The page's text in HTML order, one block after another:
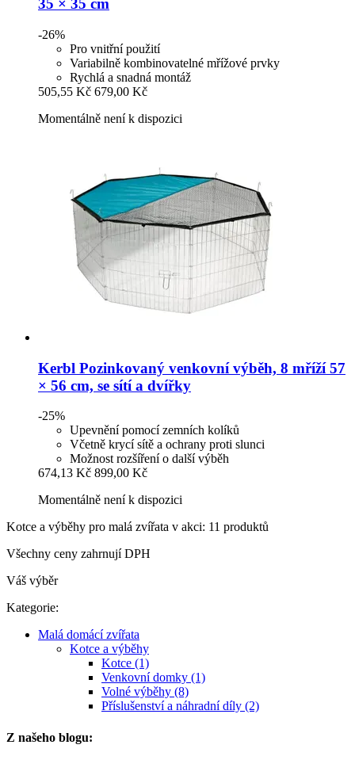
35 × 35 cm
-26%
Pro vnitřní použití
Variabilně kombinovatelné mřížové prvky
Rychlá a snadná montáž
505,55 Kč 679,00 Kč
Momentálně není k dispozici
Kerbl Pozinkovaný venkovní výběh, 8 mříží 57
× 56 cm, se sítí a dvířky
-25%
Upevnění pomocí zemních kolíků
Včetně krycí sítě a ochrany proti slunci
Možnost rozšíření o další výběh
674,13 Kč 899,00 Kč
Momentálně není k dispozici
Kotce a výběhy pro malá zvířata v akci: 11 produktů
Všechny ceny zahrnují DPH
Váš výběr
Kategorie:
Malá domácí zvířata
Kotce a výběhy
Kotce (1)
Venkovní domky (1)
Volné výběhy (8)
Příslušenství a náhradní díly (2)
Z našeho blogu: